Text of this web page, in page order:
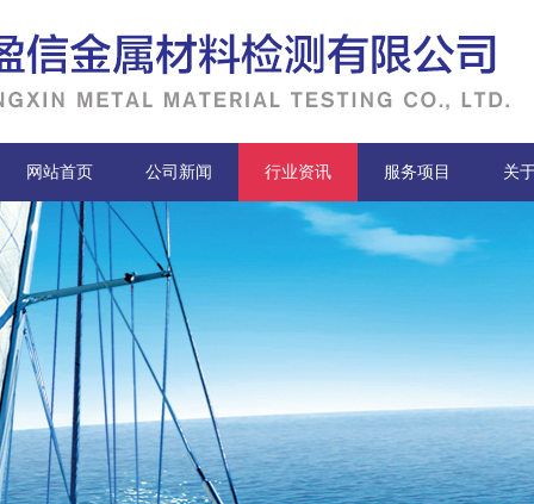
网站首页 公司新闻 行业资讯 服务项目 关